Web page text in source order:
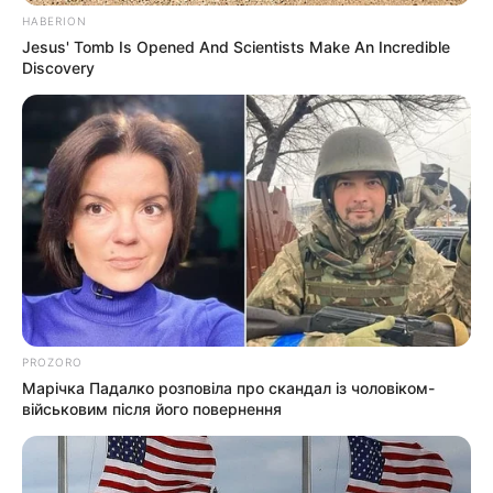
Схеми
[wp-rss-aggregator id="2"]
Ви пропустили
ПОДІЇ
Скандал у Берегівському ТЦК:
HABERION
Jesus' Tomb Is Opened And Scientists Make An Incredible
Discovery
PROZORO
Марічка Падалко розповіла про скандал із чоловіком-
військовим після його повернення